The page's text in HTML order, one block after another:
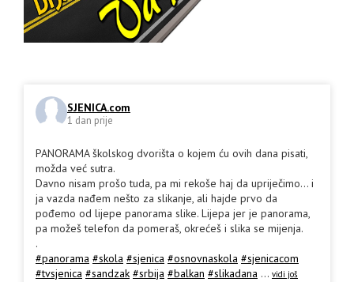
SJENICA.com
1 dan prije
PANORAMA školskog dvorišta o kojem ću ovih dana pisati,
možda već sutra.
Davno nisam prošo tuda, pa mi rekoše haj da upriječimo... i
ja vazda nađem nešto za slikanje, ali hajde prvo da
pođemo od lijepe panorama slike. Lijepa jer je panorama,
pa možeš telefon da pomeraš, okrećeš i slika se mijenja.
.
#panorama #skola #sjenica #osnovnaskola #sjenicacom
#tvsjenica #sandzak #srbija #balkan #slikadana ... vidi još